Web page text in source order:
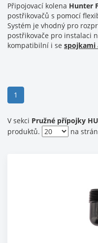
Připojovací kolena Hunter
postřikovačů s pomocí
Systém je vhodný pro
postřikovače pro instalaci
kompatibilní i se spojkami
1
V sekci Pružné přípojky
produktů.
na